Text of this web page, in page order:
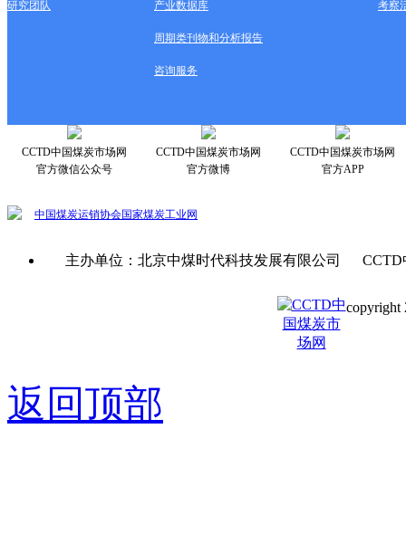
研究团队 产业数据库 考察
周期类刊物和分析报告
咨询服务
CCTD中国煤炭市场网
官方微信公众号
CCTD中国煤炭市场网
官方微博
CCTD中国煤炭市场网
官方APP
中国煤炭运销协会国家煤炭工业网
主办单位：北京中煤时代科技发展有限公司
copyright
返回顶部